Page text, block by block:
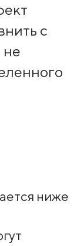
с
не
ниже